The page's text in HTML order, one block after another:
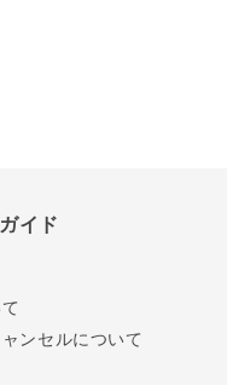
イド
ンセルについて